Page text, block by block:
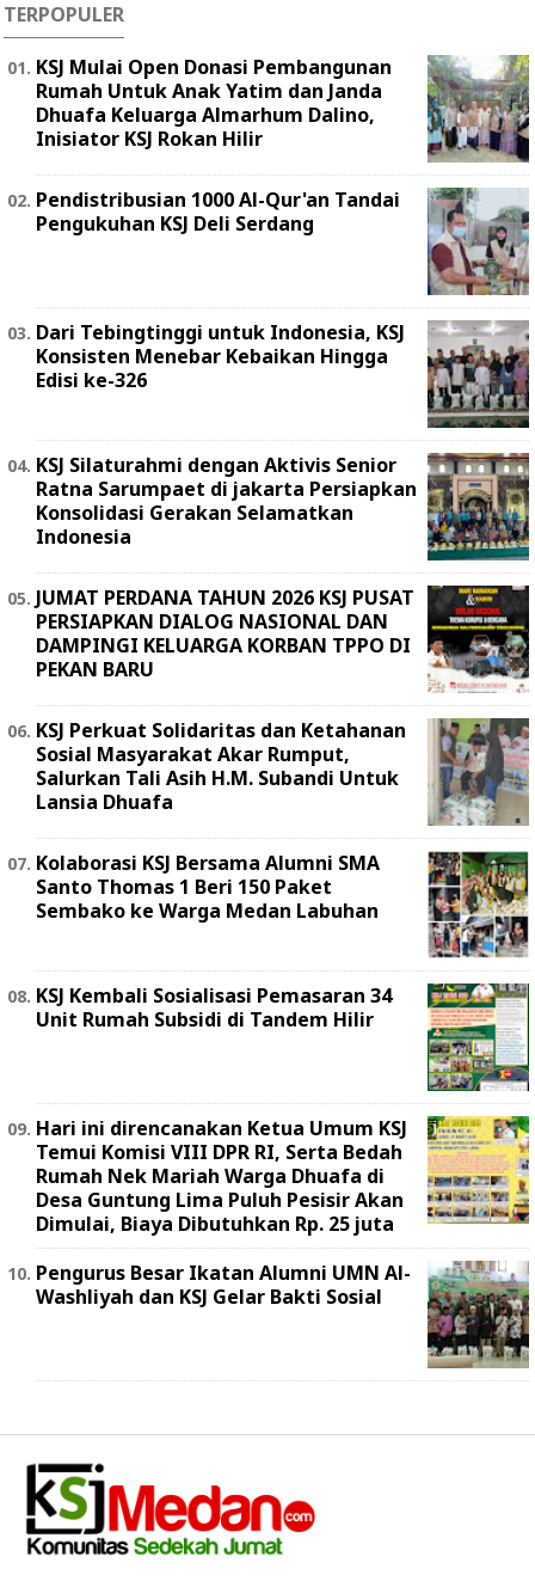
TERPOPULER
KSJ Mulai Open Donasi Pembangunan
Rumah Untuk Anak Yatim dan Janda
Dhuafa Keluarga Almarhum Dalino,
Inisiator KSJ Rokan Hilir
Pendistribusian 1000 Al-Qur'an Tandai
Pengukuhan KSJ Deli Serdang
Dari Tebingtinggi untuk Indonesia, KSJ
Konsisten Menebar Kebaikan Hingga
Edisi ke-326
KSJ Silaturahmi dengan Aktivis Senior
Ratna Sarumpaet di jakarta Persiapkan
Konsolidasi Gerakan Selamatkan
Indonesia
JUMAT PERDANA TAHUN 2026 KSJ PUSAT
PERSIAPKAN DIALOG NASIONAL DAN
DAMPINGI KELUARGA KORBAN TPPO DI
PEKAN BARU
KSJ Perkuat Solidaritas dan Ketahanan
Sosial Masyarakat Akar Rumput,
Salurkan Tali Asih H.M. Subandi Untuk
Lansia Dhuafa
Kolaborasi KSJ Bersama Alumni SMA
Santo Thomas 1 Beri 150 Paket
Sembako ke Warga Medan Labuhan
KSJ Kembali Sosialisasi Pemasaran 34
Unit Rumah Subsidi di Tandem Hilir
Hari ini direncanakan Ketua Umum KSJ
Temui Komisi VIII DPR RI, Serta Bedah
Rumah Nek Mariah Warga Dhuafa di
Desa Guntung Lima Puluh Pesisir Akan
Dimulai, Biaya Dibutuhkan Rp. 25 juta
Pengurus Besar Ikatan Alumni UMN Al-
Washliyah dan KSJ Gelar Bakti Sosial